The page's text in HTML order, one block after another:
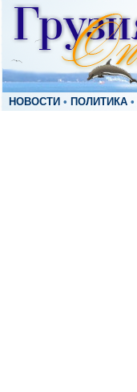
НОВОСТИ • ПОЛИТИКА •